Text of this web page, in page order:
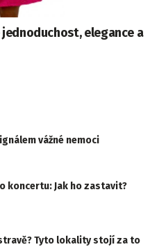
elegance a
vážné nemoci
koncertu: Jak ho zastavit?
Tyto lokality stojí za to